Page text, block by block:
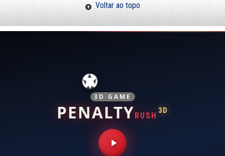
Voltar ao topo
3D GAME
PENALTYRUSH
3D